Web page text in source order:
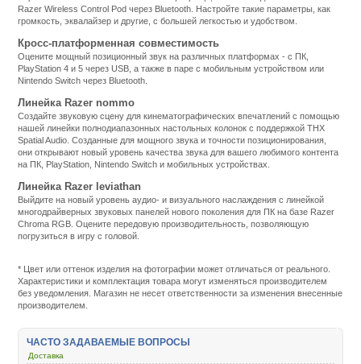
Razer Wireless Control Pod через Bluetooth. Настройте такие параметры, как
громкость, эквалайзер и другие, с большей легкостью и удобством.
Кросс-платформенная совместимость
Оцените мощный позиционный звук на различных платформах - с ПК,
PlayStation 4 и 5 через USB, а также в паре с мобильным устройством или
Nintendo Switch через Bluetooth.
Линейка Razer nommo
Создайте звуковую сцену для кинематографических впечатлений с помощью
нашей линейки полнодиапазонных настольных колонок с поддержкой THX
Spatial Audio. Созданные для мощного звука и точности позиционирования,
они открывают новый уровень качества звука для вашего любимого контента
на ПК, PlayStation, Nintendo Switch и мобильных устройствах.
Линейка Razer leviathan
Выйдите на новый уровень аудио- и визуального наслаждения с линейкой
многодрайверных звуковых панелей нового поколения для ПК на базе Razer
Chroma RGB. Оцените передовую производительность, позволяющую
погрузиться в игру с головой.
multimedia/5916-
akusticheskie-
sistemy/443755-
x-
* Цвет или оттенок изделия на фотографии может отличаться от реального.
Характеристики и комплектация товара могут изменяться производителем
без уведомления. Магазин не несет ответственности за изменения внесенные
производителем.
ЧАСТО ЗАДАВАЕМЫЕ ВОПРОСЫ
Доставка